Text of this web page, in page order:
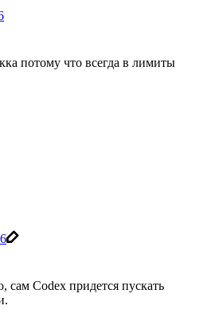
потому что всегда в лимиты
сам Codex придется пускать